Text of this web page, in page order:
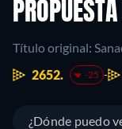
Título original:
2652.
-25
¿Dónde puedo